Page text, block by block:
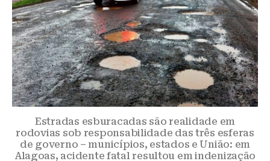
Estradas esburacadas são realidade em
rodovias sob responsabilidade das três esferas
de governo – municípios, estados e União: em
Alagoas, acidente fatal resultou em indenização